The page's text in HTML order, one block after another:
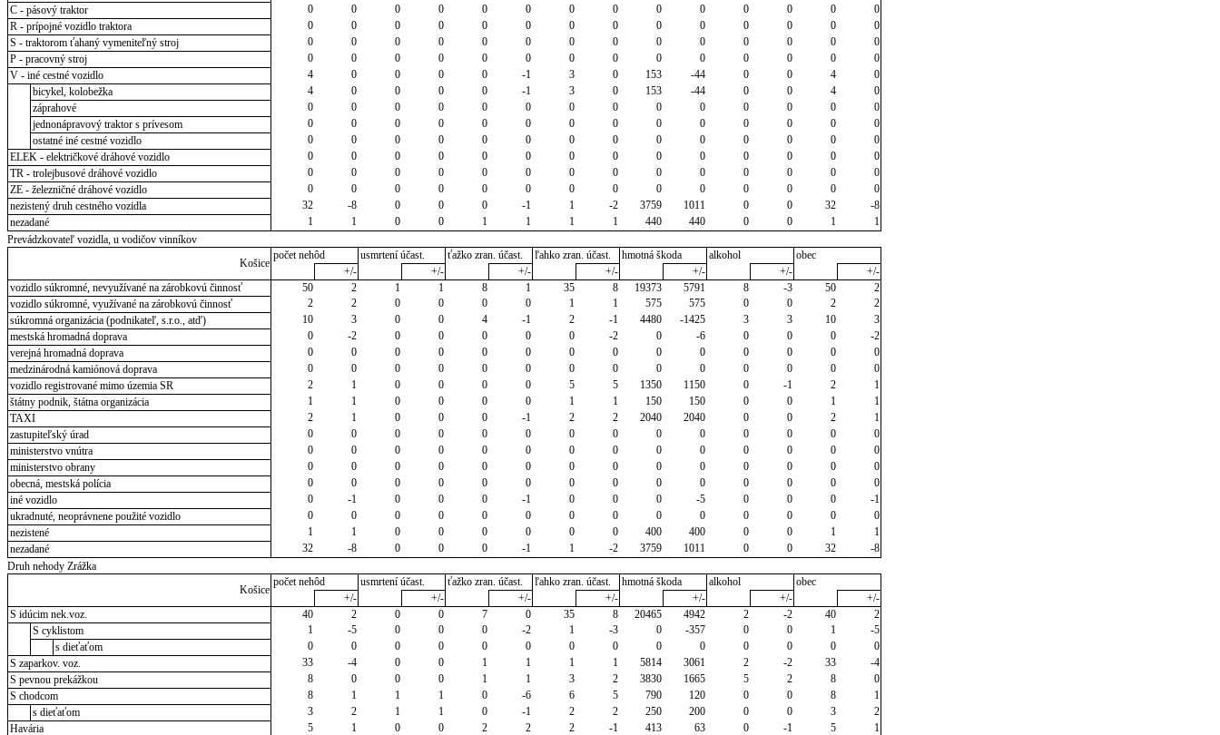
C - pásový traktor
0 0 0 0 0 0 0 0 0 0 0 0 0
0
R - prípojné vozidlo traktora
0 0 0 0 0 0 0 0 0 0 0 0 0
0
S - traktorom ťahaný vymeniteľný stroj
0 0 0 0 0 0 0 0 0 0 0 0 0
0
P - pracovný stroj
0 0 0 0 0 0 0 0 0 0 0 0 0
0
V - iné cestné vozidlo
4 0 0 0 0 -1 3 0 153 -44 0 0 4
0
bicykel, kolobežka
4 0 0 0 0 -1 3 0 153 -44 0 0 4
0
záprahové
0 0 0 0 0 0 0 0 0 0 0 0 0
0
jednonápravový traktor s prívesom
0 0 0 0 0 0 0 0 0 0 0 0 0
0
ostatné iné cestné vozidlo
0 0 0 0 0 0 0 0 0 0 0 0 0
0
ELEK - električkové dráhové vozidlo
0 0 0 0 0 0 0 0 0 0 0 0 0
0
TR - trolejbusové dráhové vozidlo
0 0 0 0 0 0 0 0 0 0 0 0 0
0
ZE - železničné dráhové vozidlo
0 0 0 0 0 0 0 0 0 0 0 0 0
0
nezistený druh cestného vozidla
32 -8 0 0 0 -1 1 -2 3759 1011 0 0 32
-8
nezadané
1 1 0 0 1 1 1 1 440 440 0 0 1
1
Prevádzkovateľ vozidla, u vodičov vinníkov
Košice
počet nehôd usmrtení účast. ťažko zran. účast. ľahko zran. účast. hmotná škoda alkohol
obec
+/-
+/- +/- +/- +/- +/-
+/-
vozidlo súkromné, nevyužívané na zárobkovú činnosť
50 2 1 1 8 1 35 8 19373 5791 8 -3 50
2
vozidlo súkromné, využívané na zárobkovú činnosť
2 2 0 0 0 0 1 1 575 575 0 0 2
2
súkromná organizácia (podnikateľ, s.r.o., atď)
10 3 0 0 4 -1 2 -1 4480 -1425 3 3 10
3
mestská hromadná doprava
0 -2 0 0 0 0 0 -2 0 -6 0 0 0
-2
verejná hromadná doprava
0 0 0 0 0 0 0 0 0 0 0 0 0
0
medzinárodná kamiónová doprava
0 0 0 0 0 0 0 0 0 0 0 0 0
0
vozidlo registrované mimo územia SR
2 1 0 0 0 0 5 5 1350 1150 0 -1 2
1
štátny podnik, štátna organizácia
1 1 0 0 0 0 1 1 150 150 0 0 1
1
TAXI
2 1 0 0 0 -1 2 2 2040 2040 0 0 2
1
zastupiteľský úrad
0 0 0 0 0 0 0 0 0 0 0 0 0
0
ministerstvo vnútra
0 0 0 0 0 0 0 0 0 0 0 0 0
0
ministerstvo obrany
0 0 0 0 0 0 0 0 0 0 0 0 0
0
obecná, mestská polícia
0 0 0 0 0 0 0 0 0 0 0 0 0
0
iné vozidlo
0 -1 0 0 0 -1 0 0 0 -5 0 0 0
-1
ukradnuté, neoprávnene použité vozidlo
0 0 0 0 0 0 0 0 0 0 0 0 0
0
nezistené
1 1 0 0 0 0 0 0 400 400 0 0 1
1
nezadané
32 -8 0 0 0 -1 1 -2 3759 1011 0 0 32
-8
Druh nehody Zrážka
Košice
počet nehôd usmrtení účast. ťažko zran. účast. ľahko zran. účast. hmotná škoda alkohol
obec
+/-
+/- +/- +/- +/- +/-
+/-
S idúcim nek.voz.
40 2 0 0 7 0 35 8 20465 4942 2 -2 40
2
S cyklistom
1 -5 0 0 0 -2 1 -3 0 -357 0 0 1
-5
s dieťaťom
0 0 0 0 0 0 0 0 0 0 0 0 0
0
S zaparkov. voz.
33 -4 0 0 1 1 1 1 5814 3061 2 -2 33
-4
S pevnou prekážkou
8 0 0 0 1 1 3 2 3830 1665 5 2 8
0
S chodcom
8 1 1 1 0 -6 6 5 790 120 0 0 8
1
s dieťaťom
3 2 1 1 0 -1 2 2 250 200 0 0 3
2
Havária
5 1 0 0 2 2 2 -1 413 63 0 -1 5
1